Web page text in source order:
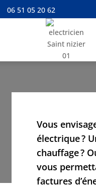
06 51 05 20 62
Vous
électrique ?
chauffage ?
vous
factures